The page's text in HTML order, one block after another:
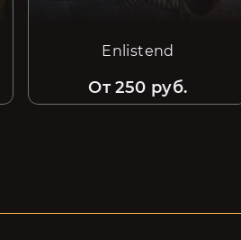
Enlistend
От 250 руб.